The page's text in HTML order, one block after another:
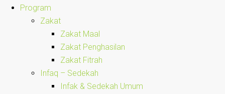
Program
Zakat
Zakat Maal
Zakat Penghasilan
Zakat Fitrah
Infaq – Sedekah
Infak & Sedekah Umum